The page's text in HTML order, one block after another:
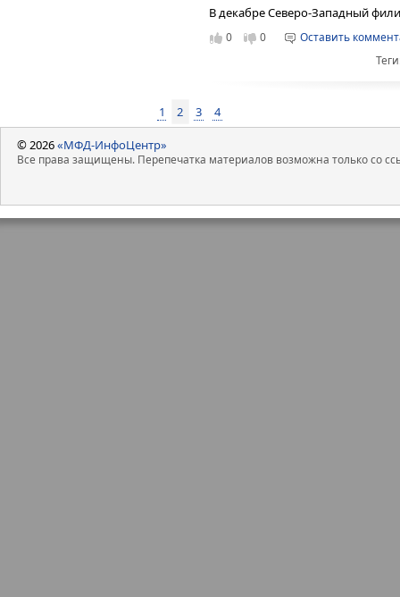
В декабре Северо-Западный
компаниям «ТаксовичкоФ» и
Эмитент на рынке облигаций».
0 0
Оставить
1 2 3 4
© 2026«МФД-ИнфоЦентр»
Все права защищены. Перепечатка материалов возможна только со